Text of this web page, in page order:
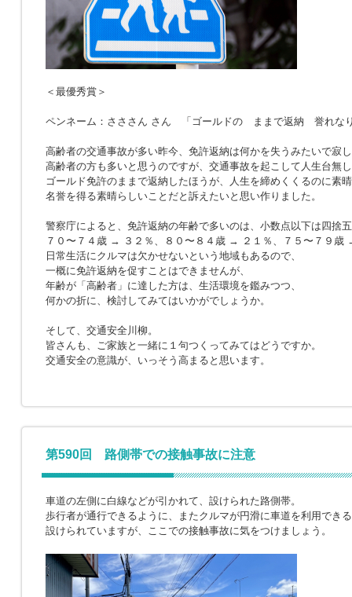
＜最優秀賞＞
ペンネーム：さささん さん 「ゴールドの ままで返納 誉れな
高齢者の交通事故が多い昨今、免許返納は何かを失うみたいで寂
高齢者の方も多いと思うのですが、交通事故を起こして人生台無
ゴールド免許のままで返納したほうが、人生を締めくくるのに素
名誉を得る素晴らしいことだと訴えたいと思い作りました。
警察庁によると、免許返納の年齢で多いのは、小数点以下は四捨
７０〜７４歳 → ３２％、８０〜８４歳 → ２１％、７５〜７９歳
日常生活にクルマは欠かせないという地域もあるので、
一概に免許返納を促すことはできませんが、
年齢が「高齢者」に達した方は、生活環境を鑑みつつ、
何かの折に、検討してみてはいかがでしょうか。
そして、交通安全川柳。
皆さんも、ご家族と一緒に１句つくってみてはどうですか。
交通安全の意識が、いっそう高まると思います。
第590回 路側帯での接触事故に注意
車道の左側に白線などが引かれて、設けられた路側帯。
歩行者が通行できるように、またクルマが円滑に車道を利用でき
設けられていますが、ここでの接触事故に気をつけましょう。